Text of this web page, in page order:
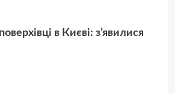
в Києві: з’явилися